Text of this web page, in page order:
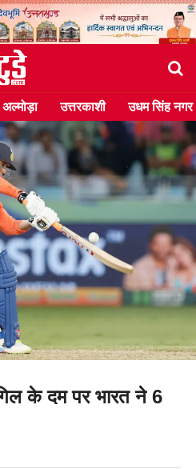
अल्मोड़ा उत्तरकाशी उधम सिंह नगर
के दम पर भारत ने 6